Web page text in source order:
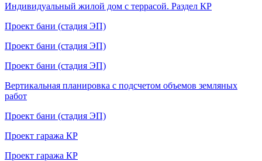
Индивидуальный жилой дом с террасой. Раздел КР
Проект бани (стадия ЭП)
Проект бани (стадия ЭП)
Проект бани (стадия ЭП)
Вертикальная планировка с подсчетом объемов земляных
работ
Проект бани (стадия ЭП)
Проект гаража КР
Проект гаража КР